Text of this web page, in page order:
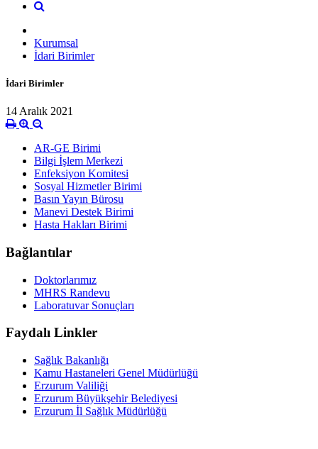
Kurumsal
İdari Birimler
İdari Birimler
14 Aralık 2021
AR-GE Birimi
Bilgi İşlem Merkezi
Enfeksiyon Komitesi
Sosyal Hizmetler Birimi
Basın Yayın Bürosu
Manevi Destek Birimi
Hasta Hakları Birimi
Bağlantılar
Doktorlarımız
MHRS Randevu
Laboratuvar Sonuçları
Faydalı Linkler
Sağlık Bakanlığı
Kamu Hastaneleri Genel Müdürlüğü
Erzurum Valiliği
Erzurum Büyükşehir Belediyesi
Erzurum İl Sağlık Müdürlüğü